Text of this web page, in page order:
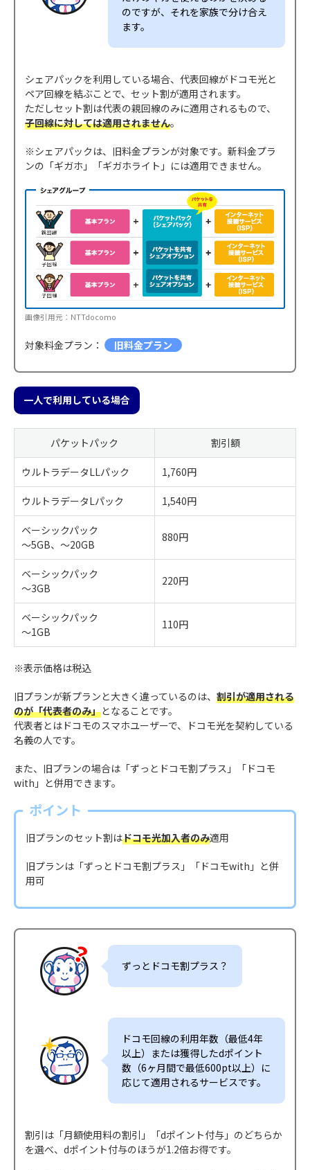
のですが、それを家族で分け合え
ます。
シェアパックを利用している場合、代表回線がドコモ光と
ペア回線を結ぶことで、セット割が適用されます。
ただしセット割は代表の親回線のみに適用されるもので、
子回線に対しては適用されません。
※シェアパックは、旧料金プランが対象です。新料金プラ
ンの「ギガホ」「ギガホライト」には適用できません。
画像引用元：NTTdocomo
対象料金プラン： 旧料金プラン
一人で利用している場合
パケットパック 割引額
ウルトラデータLLパック 1,760円
ウルトラデータLパック 1,540円
ベーシックパック
～5GB、～20GB
880円
ベーシックパック
～3GB
220円
ベーシックパック
～1GB
110円
※表示価格は税込
旧プランが新プランと大きく違っているのは、 割引が適用される
のが「代表者のみ」となることです。
代表者とはドコモのスマホユーザーで、ドコモ光を契約している
名義の人です。
また、旧プランの場合は「ずっとドコモ割プラス」「ドコモ
with」と併用できます。
ポイント
旧プランのセット割はドコモ光加入者のみ適用
旧プランは「ずっとドコモ割プラス」「ドコモwith」と併
用可
ずっとドコモ割プラス？
ドコモ回線の利用年数（最低4年
以上）または獲得したdポイント
数（6ヶ月間で最低600pt以上）に
応じて適用されるサービスです。
割引は「月額使用料の割引」「dポイント付与」のどちらか
を選べ、dポイント付与のほうが1.2倍お得です。